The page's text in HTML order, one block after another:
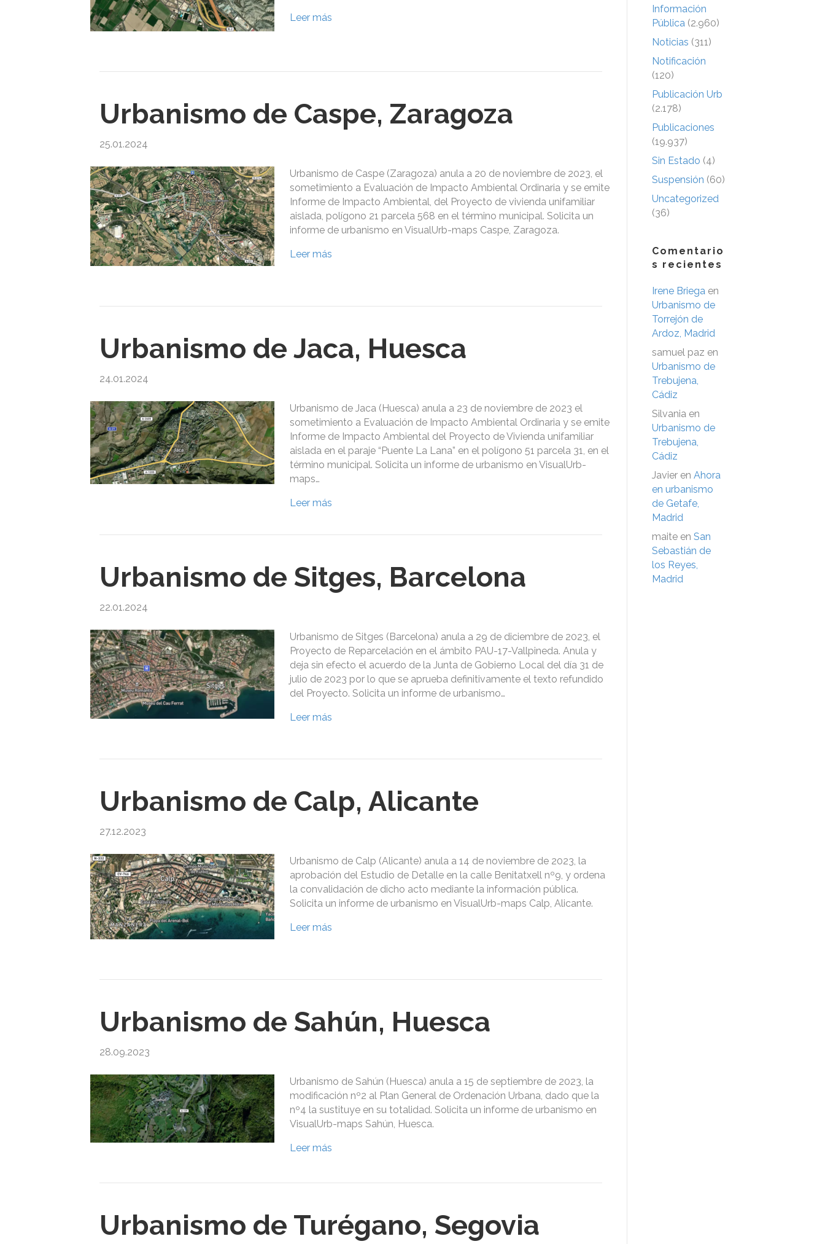
Leer más
Urbanismo de Caspe, Zaragoza
25.01.2024
Urbanismo de Caspe (Zaragoza) anula a 20 de noviembre de 2023, el
sometimiento a Evaluación de Impacto Ambiental Ordinaria y se emite
Informe de Impacto Ambiental, del Proyecto de vivienda unifamiliar
aislada, polígono 21 parcela 568 en el término municipal. Solicita un
informe de urbanismo en VisualUrb-maps Caspe, Zaragoza.
Leer más
Urbanismo de Jaca, Huesca
24.01.2024
Urbanismo de Jaca (Huesca) anula a 23 de noviembre de 2023 el
sometimiento a Evaluación de Impacto Ambiental Ordinaria y se emite
Informe de Impacto Ambiental del Proyecto de Vivienda unifamiliar
aislada en el paraje “Puente La Lana” en el polígono 51 parcela 31, en el
término municipal. Solicita un informe de urbanismo en VisualUrb-
maps…
Leer más
Urbanismo de Sitges, Barcelona
22.01.2024
Urbanismo de Sitges (Barcelona) anula a 29 de diciembre de 2023, el
Proyecto de Reparcelación en el ámbito PAU-17-Vallpineda. Anula y
deja sin efecto el acuerdo de la Junta de Gobierno Local del día 31 de
julio de 2023 por lo que se aprueba definitivamente el texto refundido
del Proyecto. Solicita un informe de urbanismo…
Leer más
Urbanismo de Calp, Alicante
27.12.2023
Urbanismo de Calp (Alicante) anula a 14 de noviembre de 2023, la
aprobación del Estudio de Detalle en la calle Benitatxell nº9, y ordena
la convalidación de dicho acto mediante la información pública.
Solicita un informe de urbanismo en VisualUrb-maps Calp, Alicante.
Leer más
Urbanismo de Sahún, Huesca
28.09.2023
Urbanismo de Sahún (Huesca) anula a 15 de septiembre de 2023, la
modificación nº2 al Plan General de Ordenación Urbana, dado que la
nº4 la sustituye en su totalidad. Solicita un informe de urbanismo en
VisualUrb-maps Sahún, Huesca.
Leer más
Urbanismo de Turégano, Segovia
Información
Pública (2.960)
Noticias (311)
Notificación
(120)
Publicación Urb
(2.178)
Publicaciones
(19.937)
Sin Estado (4)
Suspensión (60)
Uncategorized
(36)
Comentario
s recientes
Irene Briega en
Urbanismo de
Torrejón de
Ardoz, Madrid
samuel paz en
Urbanismo de
Trebujena,
Cádiz
Silvania en
Urbanismo de
Trebujena,
Cádiz
Javier en Ahora
en urbanismo
de Getafe,
Madrid
maite en San
Sebastián de
los Reyes,
Madrid